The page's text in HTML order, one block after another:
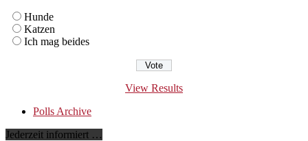
Hunde
Katzen
Ich mag beides
View Results
Polls Archive
Jederzeit informiert …